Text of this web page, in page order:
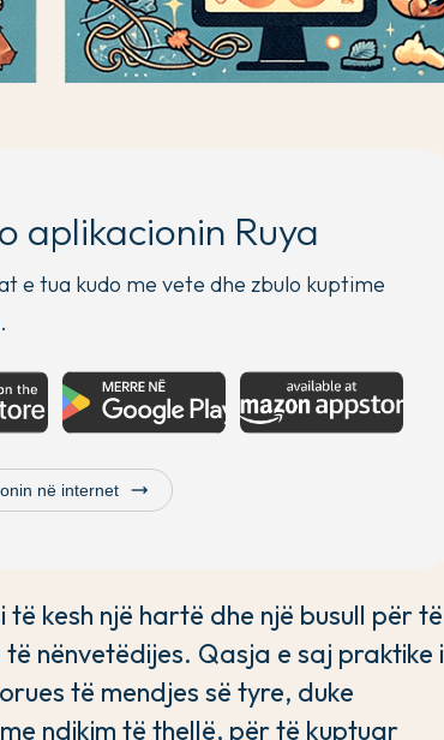
aplikacionin Ruya
e tua kudo me vete dhe zbulo kuptime
në internet trending_flat
kesh një hartë dhe një busull për të
nënvetëdijes. Qasja e saj praktike i
të mendjes së tyre, duke
ndikim të thellë, për të kuptuar